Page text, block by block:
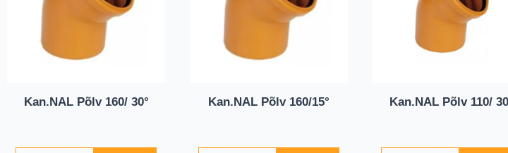
Kan.NAL Põlv 160/ 30° Kan.NAL Põlv 160/15° Kan.NAL Põlv 110/